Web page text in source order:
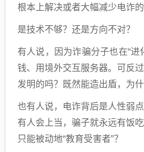
根本上解决或者大幅减少电诈的
是技术不够？还是方向不对？
有人说，因为诈骗分子也在“进
钱、用境外交互服务器。可反
发明的吗？既然能造出盾，为
也有人说，电诈背后是人性弱
有人会上当，骗子就永远有饭
只能被动地“教育受害者”？